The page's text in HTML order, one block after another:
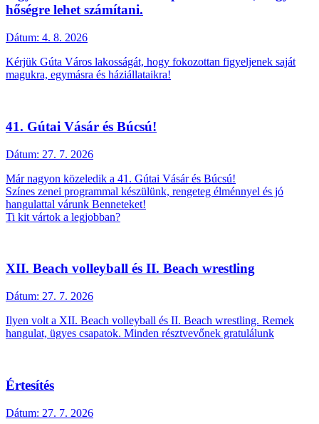
hőségre lehet számítani.
Dátum: 4. 8. 2026
Kérjük Gúta Város lakosságát, hogy fokozottan figyeljenek saját
magukra, egymásra és háziállataikra!
41. Gútai Vásár és Búcsú!
Dátum: 27. 7. 2026
Már nagyon közeledik a 41. Gútai Vásár és Búcsú!
Színes zenei programmal készülünk, rengeteg élménnyel és jó
hangulattal várunk Benneteket!
Ti kit vártok a legjobban?
XII. Beach volleyball és II. Beach wrestling
Dátum: 27. 7. 2026
Ilyen volt a XII. Beach volleyball és II. Beach wrestling. Remek
hangulat, ügyes csapatok. Minden résztvevőnek gratulálunk
Értesítés
Dátum: 27. 7. 2026